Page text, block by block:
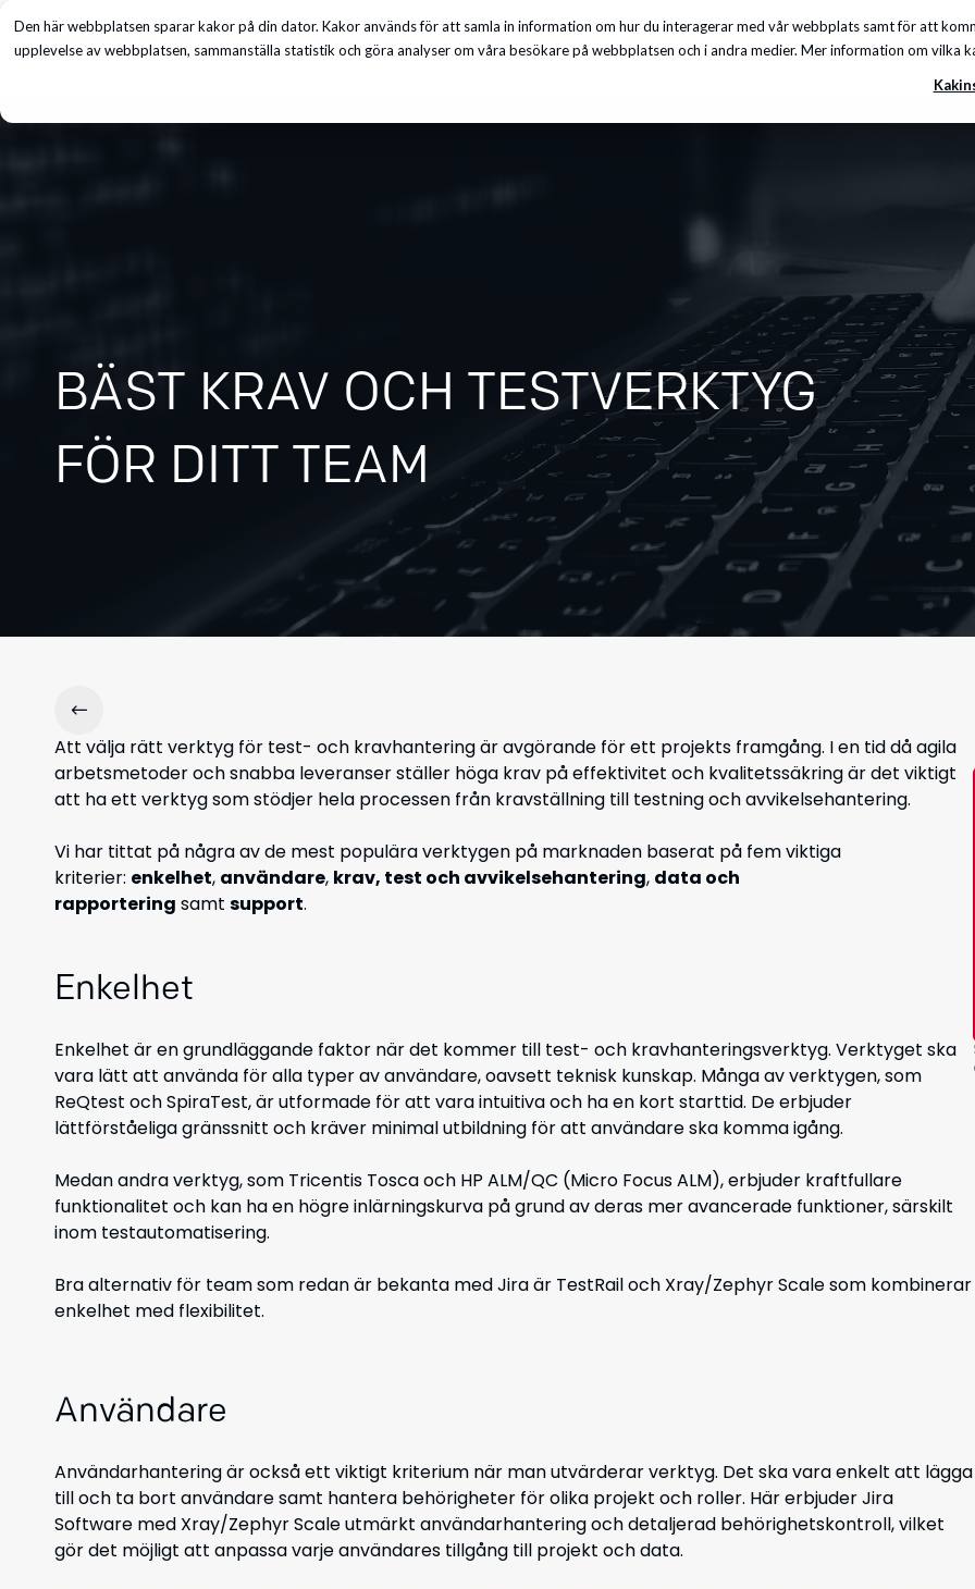
Den här webbplatsen sparar kakor på din dator. Kakor används för att samla in information om hur du interagerar med vår webbplats samt för att
upplevelse av webbplatsen, sammanställa statistik och göra analyser om våra besökare på webbplatsen och i andra medier. Mer information om vilka
Tjänster Insikter Om oss Karriär Kunskapscenter
BÄST KRAV OCH TESTVERKTYG
FÖR DITT TEAM
Att välja rätt verktyg för test- och kravhantering är avgörande för ett projekts framgång. I en tid då agila
arbetsmetoder och snabba leveranser ställer höga krav på effektivitet och kvalitetssäkring är det viktigt
att ha ett verktyg som stödjer hela processen från kravställning till testning och avvikelsehantering.
Vi har tittat på några av de mest populära verktygen på marknaden baserat på fem viktiga
kriterier: enkelhet, användare, krav, test och avvikelsehantering, data och
rapportering samt support.
Enkelhet
Enkelhet är en grundläggande faktor när det kommer till test- och kravhanteringsverktyg. Verktyget ska
vara lätt att använda för alla typer av användare, oavsett teknisk kunskap. Många av verktygen, som
ReQtest och SpiraTest, är utformade för att vara intuitiva och ha en kort starttid. De erbjuder
lättförståeliga gränssnitt och kräver minimal utbildning för att användare ska komma igång.
Medan andra verktyg, som Tricentis Tosca och HP ALM/QC (Micro Focus ALM),erbjuder kraftfullare
funktionalitet och kan ha en högre inlärningskurva på grund av deras mer avancerade funktioner, särskilt
inom testautomatisering.
Bra alternativ för team som redan är bekanta med Jira är TestRail och Xray/Zephyr Scale som kombinerar
enkelhet med flexibilitet.
Användare
Användarhantering är också ett viktigt kriterium när man utvärderar verktyg. Det ska vara enkelt att lägga
till och ta bort användare samt hantera behörigheter för olika projekt och roller. Här erbjuderJira
Software med Xray/Zephyr Scale utmärkt användarhantering och detaljerad behörighetskontroll, vilket
gör det möjligt att anpassa varje användares tillgång till projekt och data.